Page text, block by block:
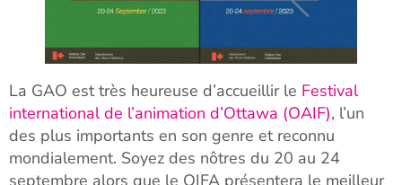
La GAO est très heureuse d’accueillir le Festival
international de l’animation d’Ottawa (OAIF), l’un
des plus importants en son genre et reconnu
mondialement. Soyez des nôtres du 20 au 24
septembre alors que le OIFA présentera le meilleur